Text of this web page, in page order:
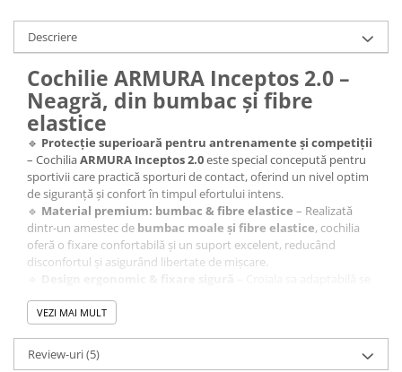
Descriere
Cochilie ARMURA Inceptos 2.0 –
Neagră, din bumbac și fibre
elastice
🔹 Protecție superioară pentru antrenamente și competiții
– CochiliaARMURA Inceptos 2.0este special concepută pentru
sportivii care practică sporturi de contact, oferind un nivel optim
de siguranță și confort în timpul efortului intens.
🔹 Material premium: bumbac & fibre elastice – Realizată
dintr-un amestec de bumbac moale și fibre elastice, cochilia
oferă o fixare confortabilă și un suport excelent, reducând
disconfortul și asigurând libertate de mișcare.
timpul celor mai intense antrenamente.
pentru
MMA, arte marțiale, box, kickboxing, rugby, hochei
și alte sporturi unde protecția este esențială
VEZI MAI MULT
Review-uri(5)